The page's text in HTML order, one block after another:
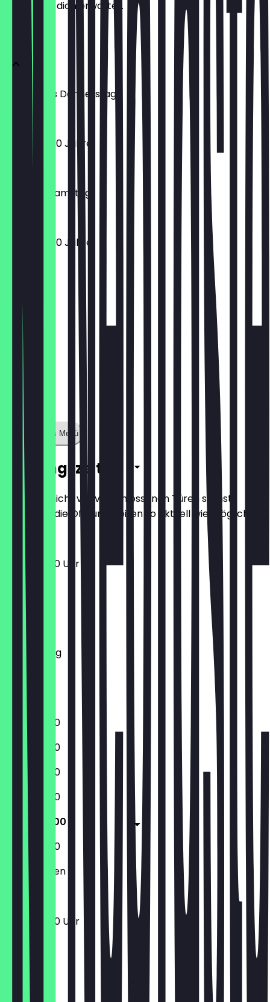
weißt, was dich erwartet.
Buffet
Montag bis Donnerstag
Kinder bis 10 Jahre
9,90 €
Freitag - Samstag
Kinder bis 10 Jahre
Zeige ganzes Menü
Öffnungszeiten
Damit du nicht vor verschlossenen Türen stehst,
halten wir die Öffnungszeiten so aktuell wie möglich.
11:00 - 20:00 Uhr
Montag
Dienstag
Mittwoch
Donnerstag
Freitag
Samstag
Sonntag
11:00 - 20:00
11:00 - 20:00
11:00 - 20:00
11:00 - 20:00
11:00 - 20:00
11:00 - 20:00
Geschlossen
11:00 - 20:00 Uhr